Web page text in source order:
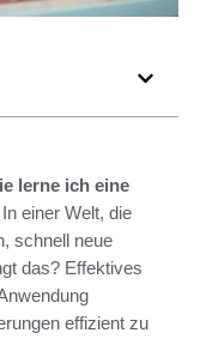
lerne ich eine
In einer Welt, die
schnell neue
das? Effektives
effizient zu